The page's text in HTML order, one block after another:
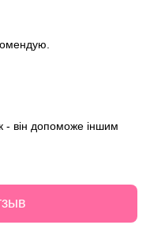
- він допоможе іншим